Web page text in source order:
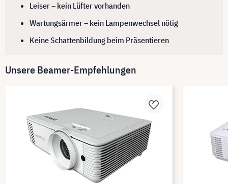
Leiser – kein Lüfter vorhanden
Wartungsärmer – kein Lampenwechsel nötig
Keine Schattenbildung beim Präsentieren
Unsere Beamer-Empfehlungen